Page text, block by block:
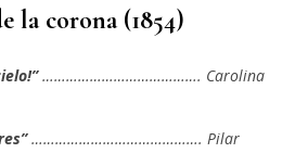
la corona (1854)
…………………………………. Carolina
……………………………………. Pilar